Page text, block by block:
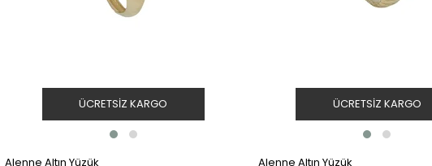
Alenne Altın Yüzük
ÜCRETSIZ KARGO
Alenne Altın Yüzük
ÜCRETSIZ KARGO